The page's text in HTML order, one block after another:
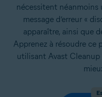
nécessitent néanmoins
message d’erreur «
apparaître, ainsi que
Apprenez à résoudre ce
utilisant Avast